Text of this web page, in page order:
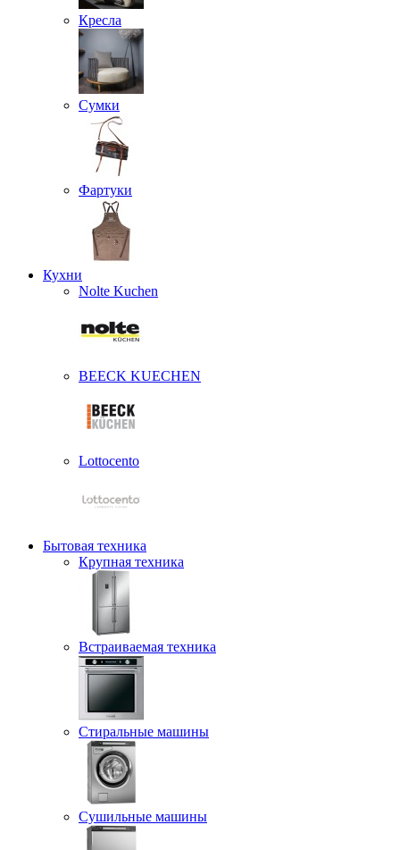
Кресла
Сумки
Фартуки
Кухни
Nolte Kuchen
BEECK KUECHEN
Lottocento
Бытовая техника
Крупная техника
Встраиваемая техника
Стиральные машины
Сушильные машины